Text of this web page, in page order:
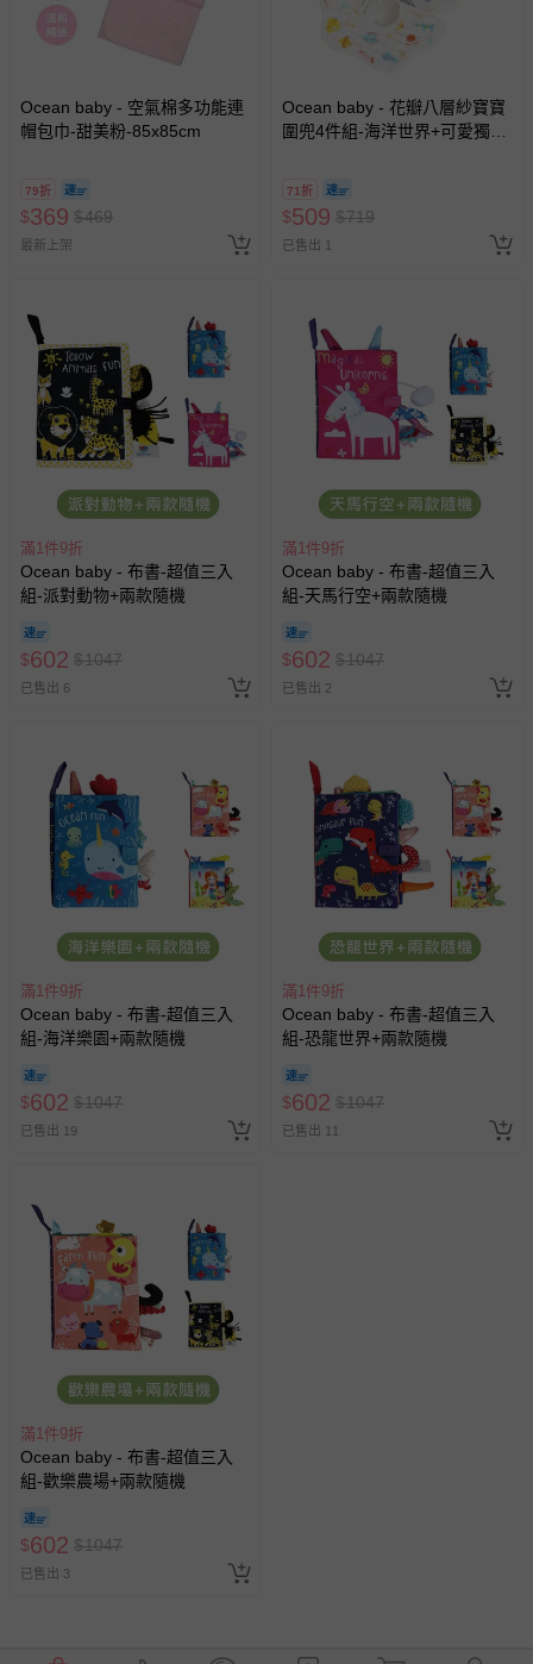
Ocean baby - 空氣棉多功能連
帽包巾-甜美粉-85x85cm
79折
$369 $469
最新上架
Ocean baby - 花瓣八層紗寶寶
圍兜4件組-海洋世界+可愛獨角
71折
$509 $719
已售出 1
滿1件9折
Ocean baby - 布書-超值三入
組-派對動物+兩款隨機
$602 $1047
已售出 6
滿1件9折
Ocean baby - 布書-超值三入
組-天馬行空+兩款隨機
$602 $1047
已售出 2
滿1件9折
Ocean baby - 布書-超值三入
組-海洋樂園+兩款隨機
$602 $1047
已售出 19
滿1件9折
Ocean baby - 布書-超值三入
組-恐龍世界+兩款隨機
$602 $1047
已售出 11
滿1件9折
Ocean baby - 布書-超值三入
組-歡樂農場+兩款隨機
$602 $1047
已售出 3